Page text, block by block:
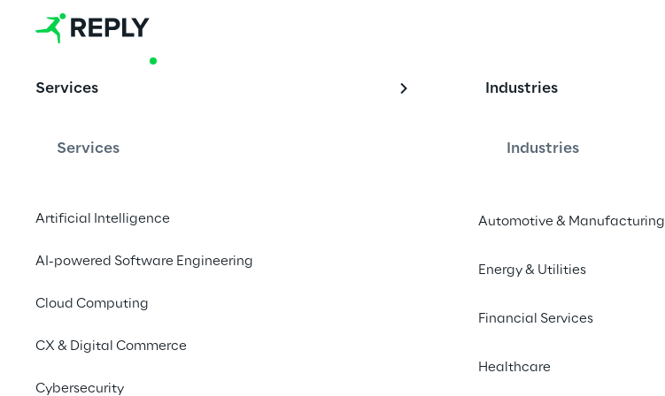
Services
Services
Artificial Intelligence
AI-powered Software Engineering
Cloud Computing
CX & Digital Commerce
Cybersecurity
Industries
Industries
Automotive & Manufacturing
Energy & Utilities
Financial Services
Healthcare
X-RAIS: AI al supporto della
diagnostica per immagini
reti neurali sviluppato da Laife Reply